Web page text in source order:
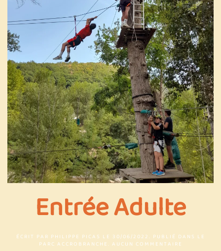
Entrée Adulte
ÉCRIT PAR PHILIPPE PICAS LE 30/06/2022. PUBLIÉ DANS LE
PARC ACCROBRANCHE. AUCUN COMMENTAIRE